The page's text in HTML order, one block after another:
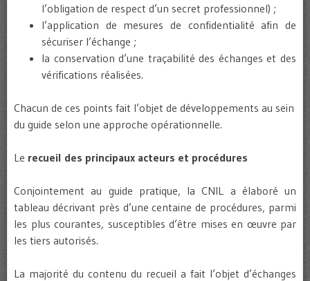
l’obligation de respect d’un secret professionnel) ;
l’application de mesures de confidentialité afin de
sécuriser l’échange ;
la conservation d’une traçabilité des échanges et des
vérifications réalisées.
Chacun de ces points fait l’objet de développements au sein
du guide selon une approche opérationnelle.
Le recueil des principaux acteurs et procédures
Conjointement au guide pratique, la CNIL a élaboré un
tableau décrivant près d’une centaine de procédures, parmi
les plus courantes, susceptibles d’être mises en œuvre par
les tiers autorisés.
La majorité du contenu du recueil a fait l’objet d’échanges